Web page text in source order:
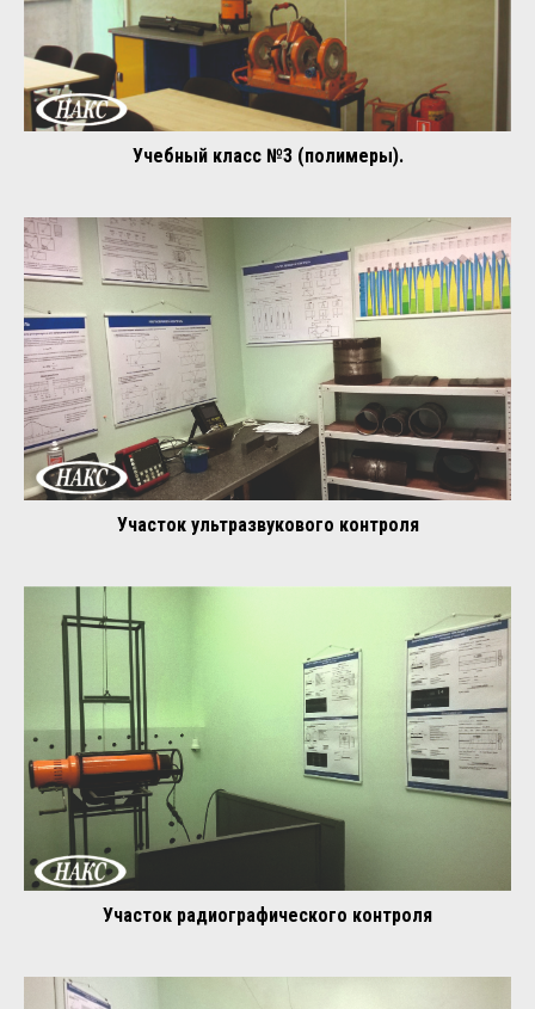
Учебный класс №3 (полимеры).
Участок ультразвукового контроля
Участок радиографического контроля